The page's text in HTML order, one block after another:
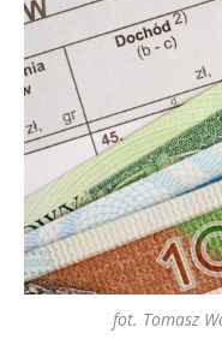
fot. Tomasz